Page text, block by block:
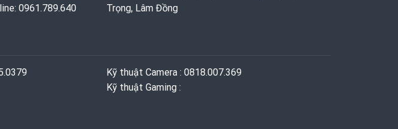
0961.789.640
Trọng, Lâm Đồng
Kỹ thuật Camera : 0818.007.369
Kỹ thuật Gaming ‭: ‬